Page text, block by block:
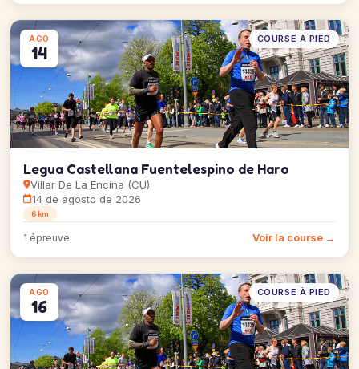
AGO
14
COURSE À PIED
Legua Castellana Fuentelespino de Haro
Villar De La Encina (CU)
14 de agosto de 2026
6 km
1 épreuve Voir la course →
AGO
16
COURSE À PIED